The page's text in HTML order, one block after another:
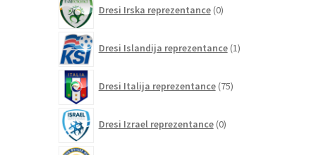
Dresi Irska reprezentance 0izdelkov
Dresi Islandija reprezentance 1izdelek
Dresi Italija reprezentance 75izdelkov
Dresi Izrael reprezentance 0izdelkov